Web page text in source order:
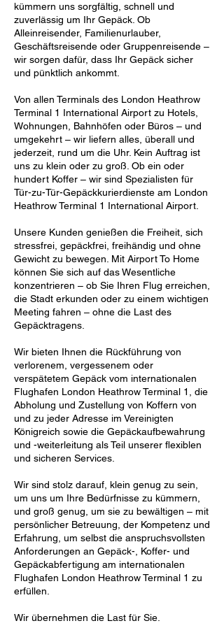
kümmern uns sorgfältig, schnell und
zuverlässig um Ihr Gepäck. Ob
Alleinreisender, Familienurlauber,
Geschäftsreisende oder Gruppenreisende –
wir sorgen dafür, dass Ihr Gepäck sicher
und pünktlich ankommt.
Von allen Terminals des London Heathrow
Terminal 1 International Airport zu Hotels,
Wohnungen, Bahnhöfen oder Büros – und
umgekehrt – wir liefern alles, überall und
jederzeit, rund um die Uhr. Kein Auftrag ist
uns zu klein oder zu groß. Ob ein oder
hundert Koffer – wir sind Spezialisten für
Tür-zu-Tür-Gepäckkurierdienste am London
Heathrow Terminal 1 International Airport.
Unsere Kunden genießen die Freiheit, sich
stressfrei, gepäckfrei, freihändig und ohne
Gewicht zu bewegen. Mit Airport To Home
können Sie sich auf das Wesentliche
konzentrieren – ob Sie Ihren Flug erreichen,
die Stadt erkunden oder zu einem wichtigen
Meeting fahren – ohne die Last des
Gepäcktragens.
Wir bieten Ihnen die Rückführung von
verlorenem, vergessenem oder
verspätetem Gepäck vom internationalen
Flughafen London Heathrow Terminal 1, die
Abholung und Zustellung von Koffern von
und zu jeder Adresse im Vereinigten
Königreich sowie die Gepäckaufbewahrung
und -weiterleitung als Teil unserer flexiblen
und sicheren Services.
Wir sind stolz darauf, klein genug zu sein,
um uns um Ihre Bedürfnisse zu kümmern,
und groß genug, um sie zu bewältigen – mit
persönlicher Betreuung, der Kompetenz und
Erfahrung, um selbst die anspruchsvollsten
Anforderungen an Gepäck-, Koffer- und
Gepäckabfertigung am internationalen
Flughafen London Heathrow Terminal 1 zu
erfüllen.
Wir übernehmen die Last für Sie.